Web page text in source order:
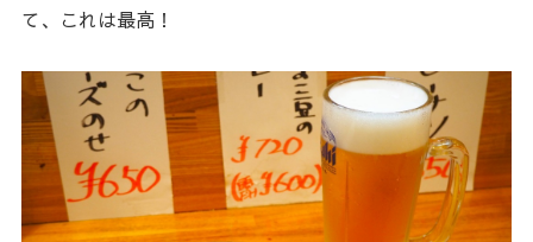
て、これは最高！